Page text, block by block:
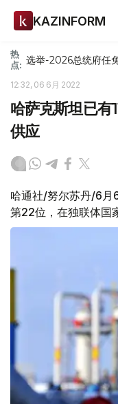
KAZINFORM
热
点: 选举-2026总统府任
12:32, 06 6月 2022
哈萨克斯坦已有
供应
哈通社/努尔苏丹/6月
第22位，在独联体国